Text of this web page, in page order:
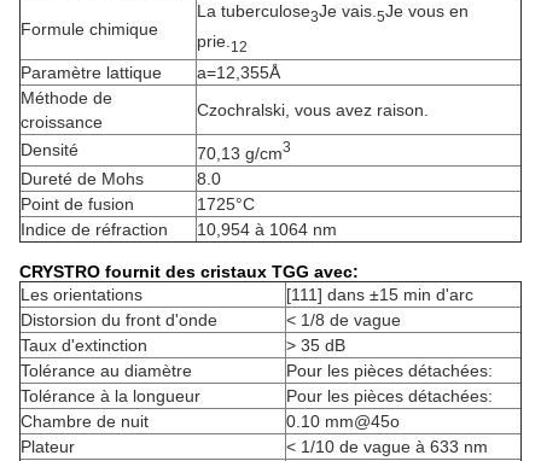
Formule chimique
La tuberculose3Je vais. 5Je vous en
prie. 12
Paramètre lattique
a=12,355Å
Méthode de
croissance
Czochralski, vous avez raison.
Densité 70,13 g/cm3
Dureté de Mohs
8.0
Point de fusion
1725°C
Indice de réfraction
10,954 à 1064 nm
CRYSTRO fournit des cristaux TGG avec:
Les orientations
[111] dans ±15 min d'arc
Distorsion du front d'onde
< 1/8 de vague
Taux d'extinction
> 35 dB
Tolérance au diamètre
Pour les pièces détachées:
Tolérance à la longueur
Pour les pièces détachées:
Chambre de nuit
0.10 mm@45o
Plateur
< 1/10 de vague à 633 nm